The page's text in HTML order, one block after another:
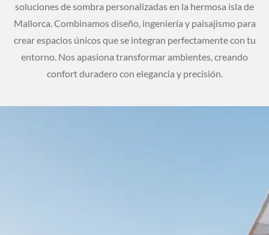
soluciones de sombra personalizadas en la hermosa isla de
Mallorca. Combinamos diseño, ingeniería y paisajismo para
crear espacios únicos que se integran perfectamente con tu
entorno. Nos apasiona transformar ambientes, creando
confort duradero con elegancia y precisión.